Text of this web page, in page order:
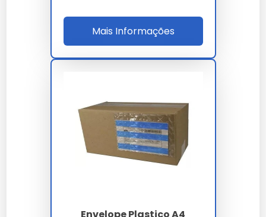
longe de fontes de calor e objetos pontiagudos.
Limpeza pode ser feita com pano úmido.
Comparativo: Envelope Saco
Característica
Envelope
Saco
Plástico
Envelope
de Papel
Alta Baixa
Mais Informações
Envelope Plastico A4